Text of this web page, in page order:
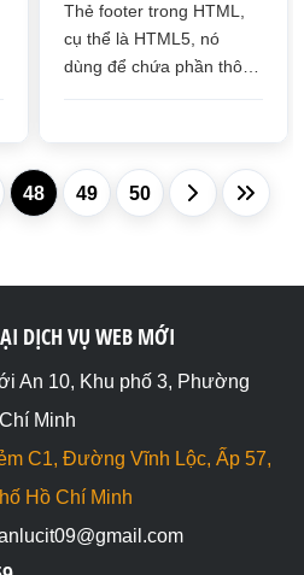
Thẻ footer trong HTML,
cụ thể là HTML5, nó
dùng để chứa phần thông
thông tin
48 49 50
DỊCH VỤ WEB MỚI
An 10, Khu phố 3, Phường
Minh
C1, Đường Vĩnh Lộc, Ấp 57,
Hồ Chí Minh